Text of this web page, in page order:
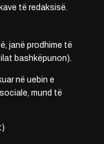
të redaksisë.
janë prodhime të
bashkëpunon).
në uebin e
mund të